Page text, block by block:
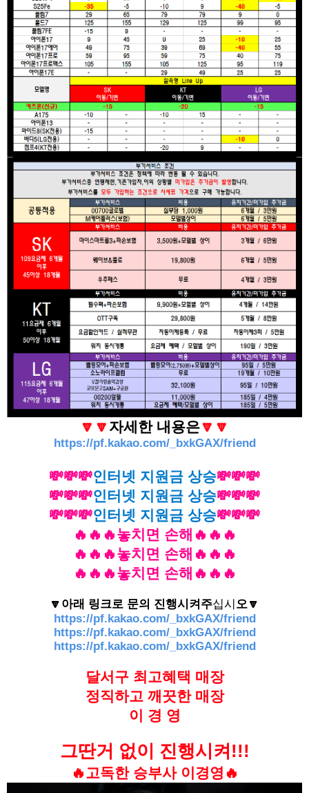
🔽🔽 자세한 내용은🔽🔽
https://pf.kakao.com/_bxkGAX/friend
💸💸💸인터넷 지원금 상승💸💸💸
💸💸💸인터넷 지원금 상승💸💸💸
💸💸💸인터넷 지원금 상승💸💸💸
🔥🔥🔥놓치면 손해🔥🔥🔥
🔥🔥🔥놓치면 손해🔥🔥🔥
🔥🔥🔥놓치면 손해🔥🔥🔥
🔽아래 링크로 문의 진행시켜주십시 오🔽
https://pf.kakao.com/_bxkGAX/friend
https://pf.kakao.com/_bxkGAX/friend
https://pf.kakao.com/_bxkGAX/friend
달서구 최고혜택 매장
정직하고 깨끗한 매장
이 경 영
그딴거 없이 진행시켜!!!
🔥고독한 승부사 이경영🔥